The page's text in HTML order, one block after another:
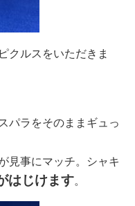
クルスをいただきま
パラをそのままギュっ
見事にマッチ。シャキ
はじけます